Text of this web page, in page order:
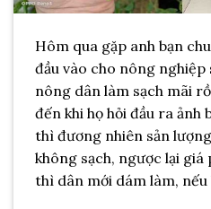
Hôm qua gặp anh bạn
đầu vào cho nông nghiệp
nông dân làm sạch mãi
đến khi họ hỏi đầu ra ảnh
thì đương nhiên sản
không sạch, ngược lại giá
thì dân mới dám làm,